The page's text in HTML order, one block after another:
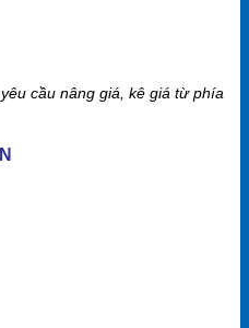
cầu nâng giá, kê giá từ phía